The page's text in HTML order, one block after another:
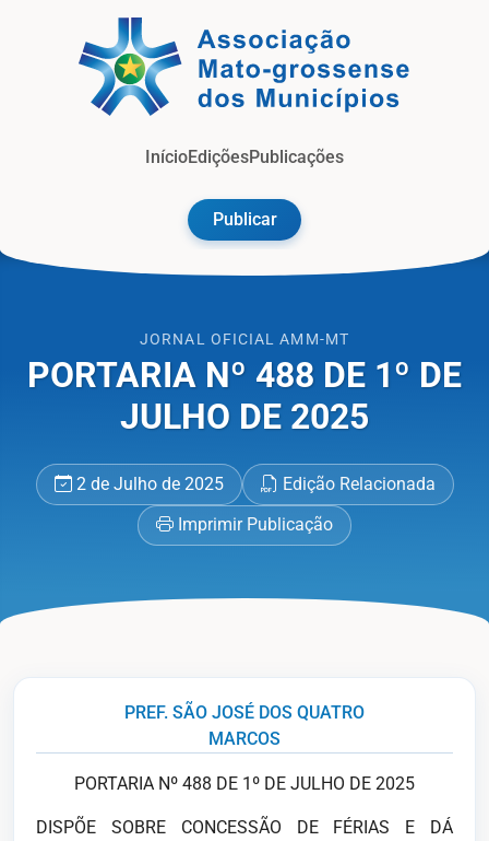
InícioEdiçõesPublicações
Publicar
JORNAL OFICIAL AMM-MT
PORTARIA Nº 488 DE 1º DE
JULHO DE 2025
2 de Julho de 2025
Edição Relacionada
Imprimir Publicação
PREF. SÃO JOSÉ DOS QUATRO
MARCOS
PORTARIA Nº 488 DE 1º DE JULHO DE 2025
DISPÕE SOBRE CONCESSÃO DE FÉRIAS E DÁ